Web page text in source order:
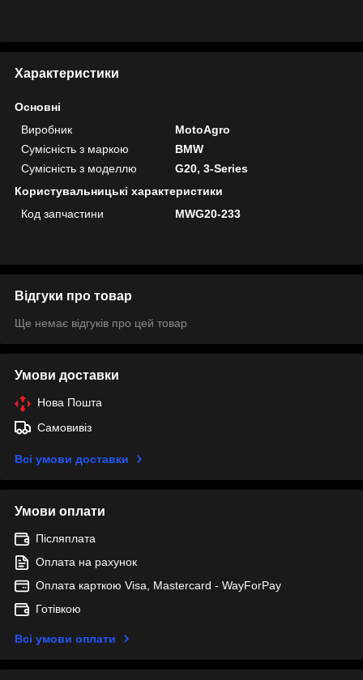
Характеристики
Основні
Виробник
MotoAgro
Сумісність з маркою
BMW
Сумісність з моделлю
G20, 3-Series
Користувальницькі характеристики
Код запчастини
MWG20-233
Відгуки про товар
Ще немає відгуків про цей товар
Умови доставки
Нова Пошта
Самовивіз
Всі умови доставки
Умови оплати
Післяплата
Оплата на рахунок
Оплата карткою Visa, Mastercard - WayForPay
Готівкою
Всі умови оплати